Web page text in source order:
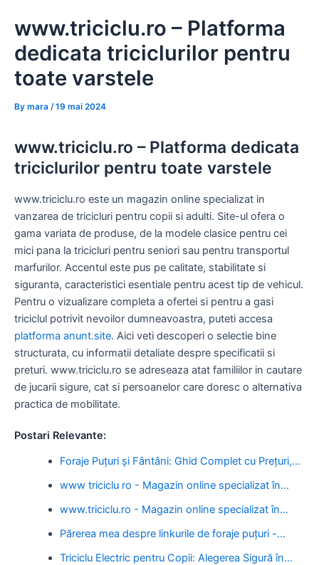
content
www.triciclu.ro – Platforma
dedicata triciclurilor pentru
toate varstele
By mara /19 mai 2024
www.triciclu.ro – Platforma dedicata
triciclurilor pentru toate varstele
www.triciclu.ro este un magazin online specializat in
vanzarea de tricicluri pentru copii si adulti. Site-ul ofera o
gama variata de produse, de la modele clasice pentru cei
mici pana la tricicluri pentru seniori sau pentru transportul
marfurilor. Accentul este pus pe calitate, stabilitate si
siguranta, caracteristici esentiale pentru acest tip de vehicul.
Pentru o vizualizare completa a ofertei si pentru a gasi
triciclul potrivit nevoilor dumneavoastra, puteti accesa
platforma anunt.site. Aici veti descoperi o selectie bine
structurata, cu informatii detaliate despre specificatii si
preturi. www.triciclu.ro se adreseaza atat familiilor in cautare
de jucarii sigure, cat si persoanelor care doresc o alternativa
practica de mobilitate.
Postari Relevante:
Foraje Puțuri și Fântâni: Ghid Complet cu Prețuri,…
www triciclu ro - Magazin online specializat în…
www.triciclu.ro - Magazin online specializat în…
Părerea mea despre linkurile de foraje puțuri -…
Triciclu Electric pentru Copii: Alegerea Sigură în…